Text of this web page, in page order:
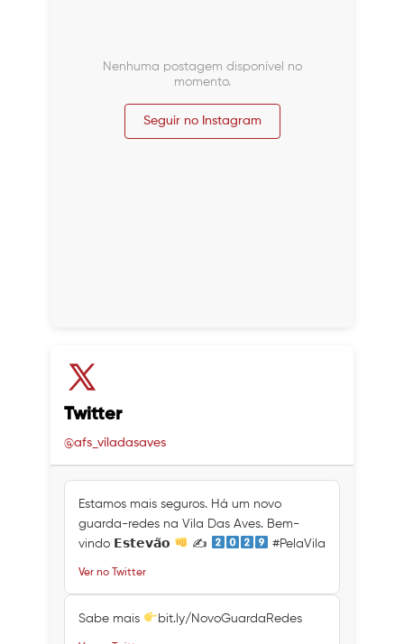
Nenhuma postagem disponível no
momento.
Seguir no Instagram
Twitter
@afs_viladasaves
Estamos mais seguros. Há um novo
guarda-redes na Vila Das Aves. Bem-
vindo 𝗘𝘀𝘁𝗲𝘃𝗮̃𝗼
✍ #PelaVila
Ver no Twitter
Sabe mais bit.ly/NovoGuardaRedes